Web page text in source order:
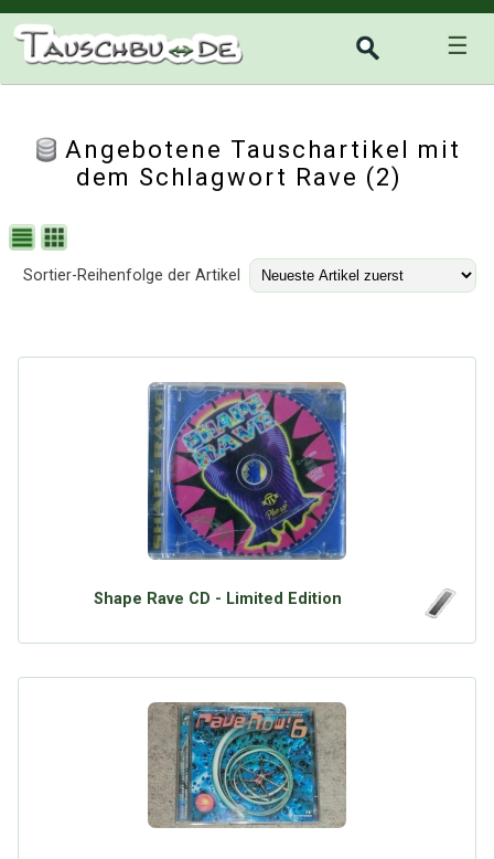
☰
Angebotene Tauschartikel mit
dem Schlagwort Rave (2)
Sortier-Reihenfolge der Artikel
Shape Rave CD - Limited Edition